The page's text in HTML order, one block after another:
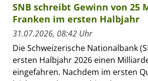
SNB schreibt Gewinn von 25
Franken im ersten Halbjahr
31.07.2026, 08:42 Uhr
Die Schweizerische Nationalbank
ersten Halbjahr 2026 einen
eingefahren. Nachdem im ersten